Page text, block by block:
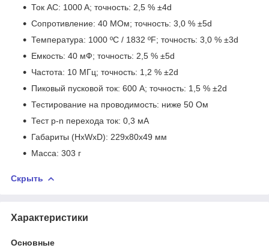
Ток AC: 1000 A; точность: 2,5 % ±4d
Сопротивление: 40 MОм; точность: 3,0 % ±5d
Температура: 1000 ºC / 1832 ºF; точность: 3,0 % ±3d
Емкость: 40 мФ; точность: 2,5 % ±5d
Частота: 10 MГц; точность: 1,2 % ±2d
Пиковый пусковой ток: 600 A; точность: 1,5 % ±2d
Тестирование на проводимость: ниже 50 Ом
Тест p-n перехода ток: 0,3 мA
Габариты (HxWxD): 229x80x49 мм
Масса: 303 г
Скрыть
Характеристики
Основные